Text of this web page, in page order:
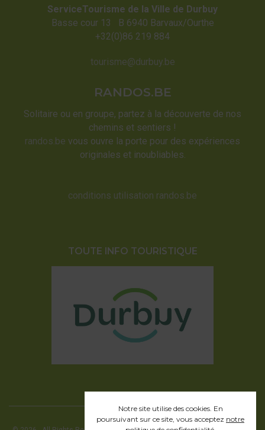
ServiceTourisme de la Ville de Durbuy
Basse cour 13 B 6940 Barvaux/Ourthe
+32(0)86 219 884
tourisme@durbuy.be
RANDOS.BE
Solitaire ou en groupe, partez à la découverte de nos
chemins et sentiers !
randos.be vous ouvre la porte pour des expériences
originales et inoubliables.
conditions utilisation randos.be
TOUTE INFO TOURISTIQUE
Notre site utilise des cookies. En
poursuivant sur ce site, vous acceptez notre